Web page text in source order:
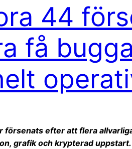
44
få
försenats efter att flera
grafik och krypterad